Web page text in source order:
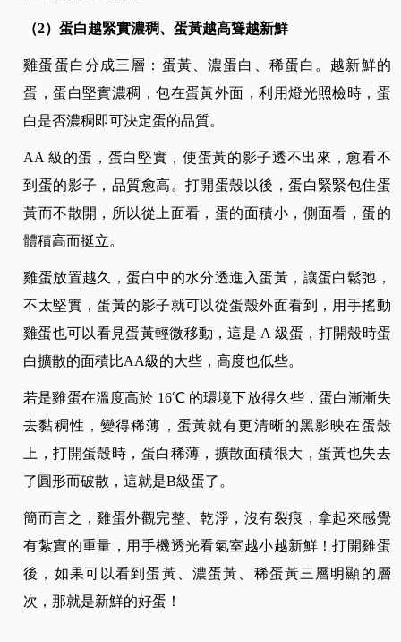
（2）蛋白越緊實濃稠、蛋黃越高聳越新鮮
雞蛋蛋白分成三層：蛋黃、濃蛋白、稀蛋白。越新鮮的
蛋，蛋白堅實濃稠，包在蛋黃外面，利用燈光照檢時，蛋
白是否濃稠即可決定蛋的品質。
AA 級的蛋，蛋白堅實，使蛋黃的影子透不出來，愈看不
到蛋的影子，品質愈高。打開蛋殼以後，蛋白緊緊包住蛋
黃而不散開，所以從上面看，蛋的面積小，側面看，蛋的
體積高而挺立。
雞蛋放置越久，蛋白中的水分透進入蛋黃，讓蛋白鬆弛，
不太堅實，蛋黃的影子就可以從蛋殼外面看到，用手搖動
雞蛋也可以看見蛋黃輕微移動，這是 A 級蛋，打開殼時蛋
白擴散的面積比AA級的大些，高度也低些。
若是雞蛋在溫度高於 16℃ 的環境下放得久些，蛋白漸漸失
去黏稠性，變得稀薄，蛋黃就有更清晰的黑影映在蛋殼
上，打開蛋殼時，蛋白稀薄，擴散面積很大，蛋黃也失去
了圓形而破散，這就是B級蛋了。
簡而言之，雞蛋外觀完整、乾淨，沒有裂痕，拿起來感覺
有紮實的重量，用手機透光看氣室越小越新鮮！打開雞蛋
後，如果可以看到蛋黃、濃蛋黃、稀蛋黃三層明顯的層
次，那就是新鮮的好蛋！